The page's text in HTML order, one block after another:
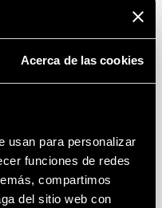
Acerca de las cookies
usan para personalizar
funciones de redes
compartimos
del sitio web con